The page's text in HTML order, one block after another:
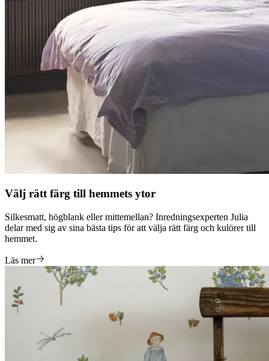
Välj rätt färg till hemmets ytor
Silkesmatt, högblank eller mittemellan? Inredningsexperten Julia
delar med sig av sina bästa tips för att välja rätt färg och kulörer till
hemmet.
Läs mer